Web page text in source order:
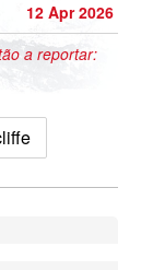
12 Apr 2026
a reportar: